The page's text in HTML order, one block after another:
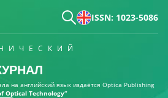
ISSN: 1023-5086
на английский язык издаётся Optica Publishing
Optical Technology“